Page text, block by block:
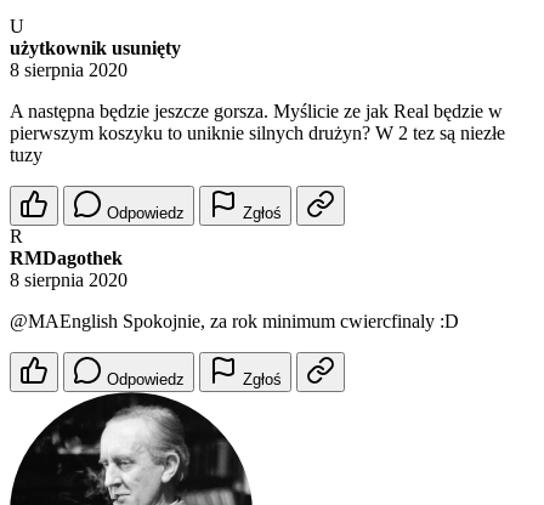
U
użytkownik usunięty
8 sierpnia 2020
A następna będzie jeszcze gorsza. Myślicie ze jak Real będzie w
pierwszym koszyku to uniknie silnych drużyn? W 2 tez są niezłe
tuzy
Odpowiedz Zgłoś
R
RMDagothek
8 sierpnia 2020
@MAEnglish Spokojnie, za rok minimum cwiercfinaly :D
Odpowiedz Zgłoś